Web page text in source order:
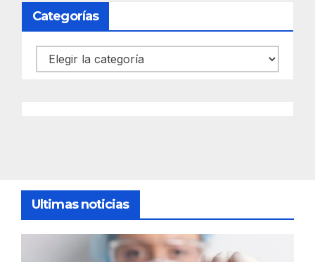
Categorías
Categorías
Ultimas noticias